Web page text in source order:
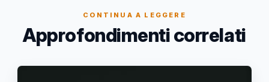
CONTINUA A LEGGERE
Approfondimenti correlati